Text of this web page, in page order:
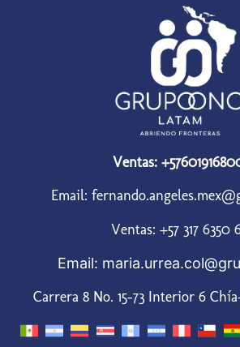
Ventas:
Email:
Ventas: +57 317 6350
Email:
Carrera 8 No. 15-73 Interior 6